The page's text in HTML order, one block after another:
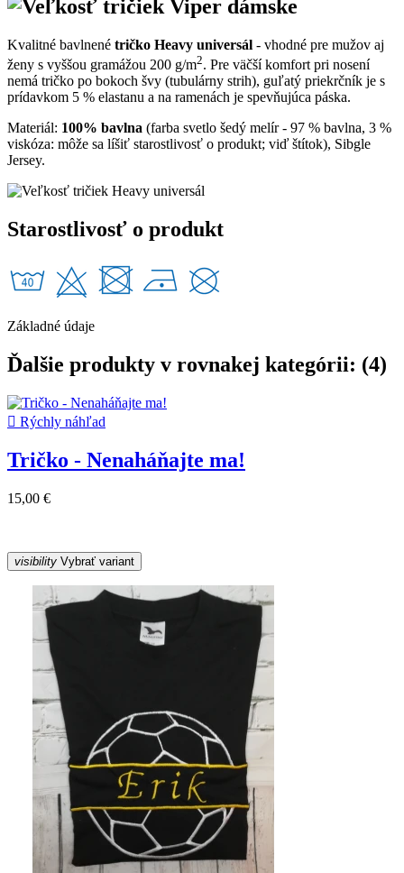
Kvalitné bavlnené tričko Heavy universál - vhodné pre mužov aj
ženy s vyššou gramážou 200 g/m2. Pre väčší komfort pri nosení
nemá tričko po bokoch švy (tubulárny strih), guľatý priekrčník je s
prídavkom 5 % elastanu a na ramenách je spevňujúca páska.
Materiál: 100% bavlna (farba svetlo šedý melír - 97 % bavlna, 3 %
viskóza: môže sa líšiť starostlivosť o produkt; viď štítok), Sibgle
Jersey.
Starostlivosť o produkt
Základné údaje
Ďalšie produkty v rovnakej kategórii: (4)
 Rýchly náhľad
Tričko - Nenaháňajte ma!
15,00 €
visibility Vybrať variant